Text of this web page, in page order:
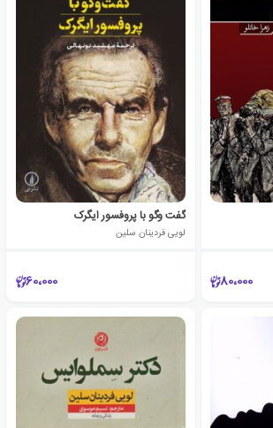
80،000
گفت وگو با پروفسور ایگرک
لویی فردینان سلین
60،000